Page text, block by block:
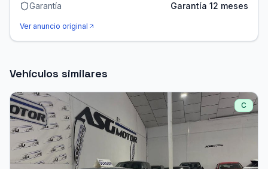
Garantía
Garantía 12 meses
Ver anuncio original
Vehículos similares
C